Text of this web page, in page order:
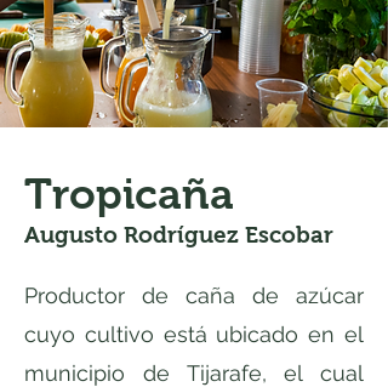
Tropicaña
Augusto Rodríguez Escobar
Productor de caña de azúcar
cuyo cultivo está ubicado en el
municipio de Tijarafe, el cual